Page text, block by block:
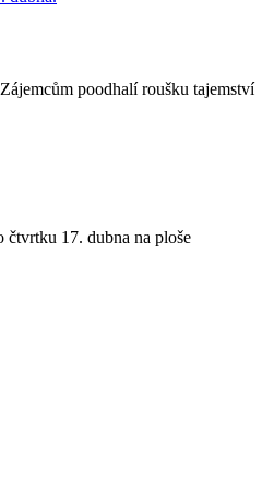
poodhalí roušku tajemství
17. dubna na ploše